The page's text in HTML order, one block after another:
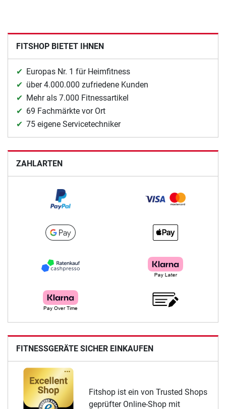
FITSHOP BIETET IHNEN
Europas Nr. 1 für Heimfitness
über 4.000.000 zufriedene Kunden
Mehr als 7.000 Fitnessartikel
69 Fachmärkte vor Ort
75 eigene Servicetechniker
ZAHLARTEN
FITNESSGERÄTE SICHER EINKAUFEN
Fitshop ist ein von Trusted Shops
geprüfter Online-Shop mit